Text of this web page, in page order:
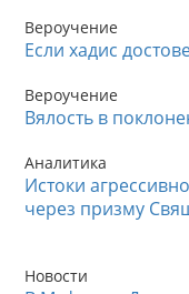
Вероучение
Если хадис
Вероучение
Вялость в
Аналитика
Истоки
через призму
Новости